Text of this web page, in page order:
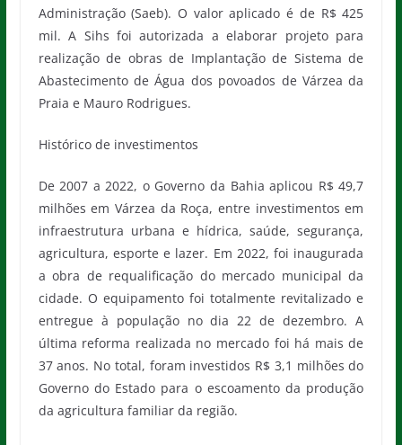
Administração (Saeb). O valor aplicado é de R$ 425
mil. A Sihs foi autorizada a elaborar projeto para
realização de obras de Implantação de Sistema de
Abastecimento de Água dos povoados de Várzea da
Praia e Mauro Rodrigues.
Histórico de investimentos
De 2007 a 2022, o Governo da Bahia aplicou R$ 49,7
milhões em Várzea da Roça, entre investimentos em
infraestrutura urbana e hídrica, saúde, segurança,
agricultura, esporte e lazer. Em 2022, foi inaugurada
a obra de requalificação do mercado municipal da
cidade. O equipamento foi totalmente revitalizado e
entregue à população no dia 22 de dezembro. A
última reforma realizada no mercado foi há mais de
37 anos. No total, foram investidos R$ 3,1 milhões do
Governo do Estado para o escoamento da produção
da agricultura familiar da região.